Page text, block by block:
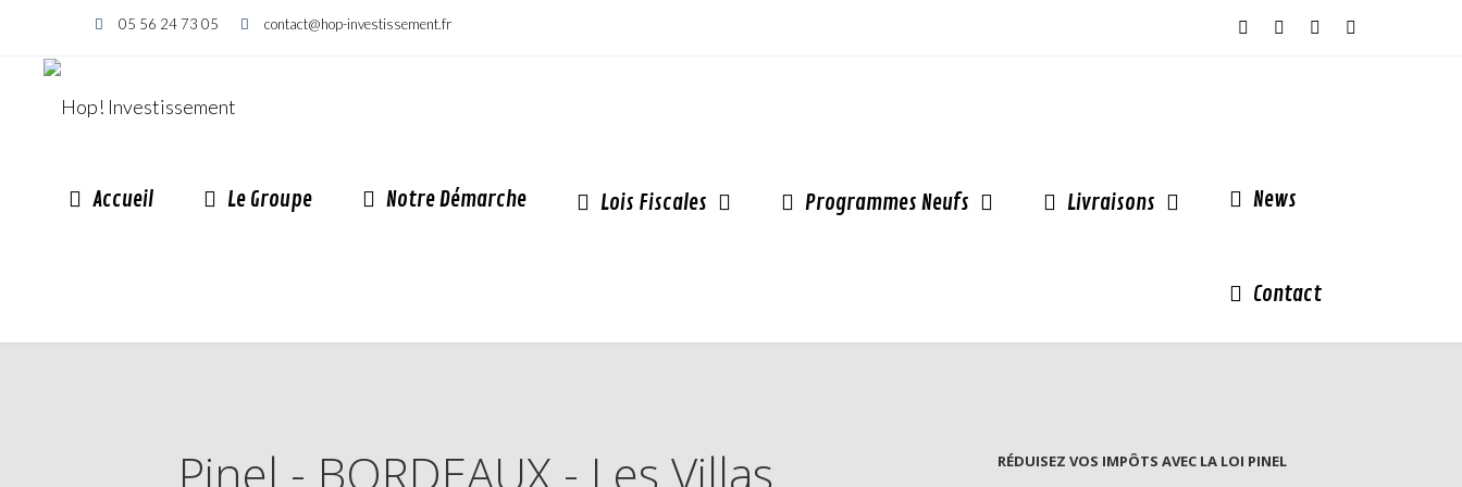
05 56 24 73 05 contact@hop-investissement.fr
Accueil Le Groupe Notre Démarche Lois Fiscales Programmes Neufs Livraisons News
Contact
Pinel - BORDEAUX - Les Villas RÉDUISEZ VOS IMPÔTS AVEC LA LOI PINEL